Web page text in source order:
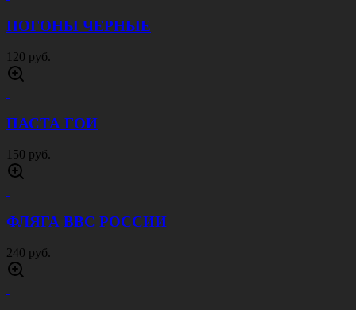
ПОГОНЫ ЧЕРНЫЕ
120 руб.
ПАСТА ГОИ
150 руб.
ФЛЯГА ВВС РОССИИ
240 руб.